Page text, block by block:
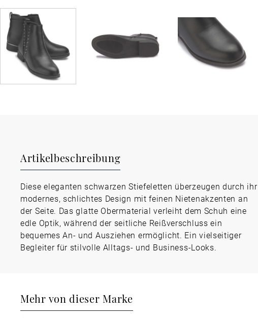
Artikelbeschreibung
Diese eleganten schwarzen Stiefeletten überzeugen durch ihr
modernes, schlichtes Design mit feinen Nietenakzenten an
der Seite. Das glatte Obermaterial verleiht dem Schuh eine
edle Optik, während der seitliche Reißverschluss ein
bequemes An- und Ausziehen ermöglicht. Ein vielseitiger
Begleiter für stilvolle Alltags- und Business-Looks.
Mehr von dieser Marke